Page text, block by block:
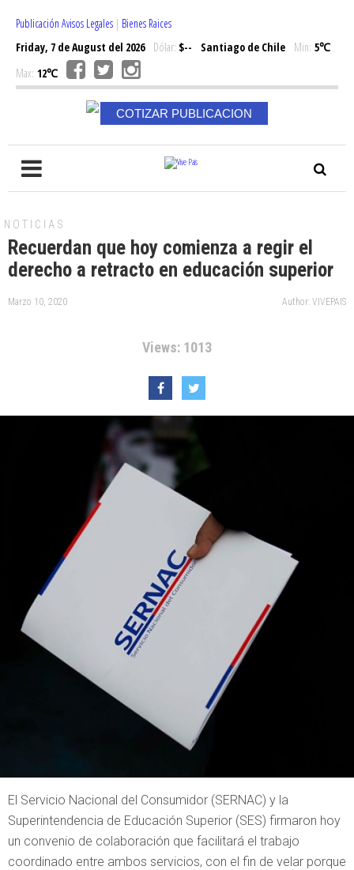
Publicación Avisos Legales | Bienes Raices
Friday, 7 de August del 2026Dólar: $-- Santiago de Chile Min: 5℃
Max: 12℃
COTIZAR PUBLICACION
NOTICIAS
Recuerdan que hoy comienza a regir el
derecho a retracto en educación superior
Marzo 10, 2020 Author: VIVEPAIS
Views: 1013
El Servicio Nacional del Consumidor (SERNAC) y la
Superintendencia de Educación Superior (SES) firmaron hoy
un convenio de colaboración que facilitará el trabajo
coordinado entre ambos servicios, con el fin de velar porque